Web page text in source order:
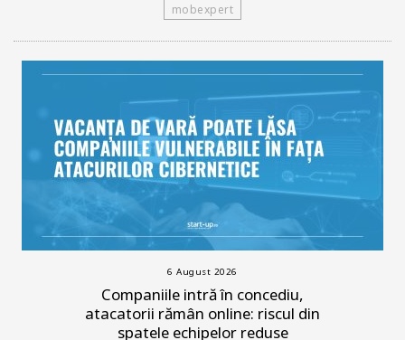
mobexpert
6 August 2026
Companiile intră în concediu,
atacatorii rămân online: riscul din
spatele echipelor reduse